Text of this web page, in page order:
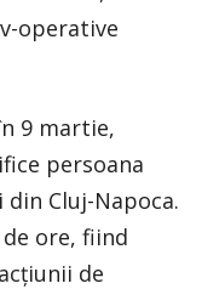
operative
9 martie,
persoana
Cluj-Napoca.
ore, fiind
de